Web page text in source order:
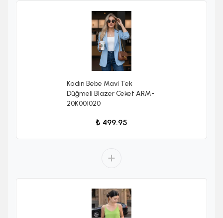
Kadın Bebe Mavi Tek
Düğmeli Blazer Ceket ARM-
20K001020
₺ 499.95